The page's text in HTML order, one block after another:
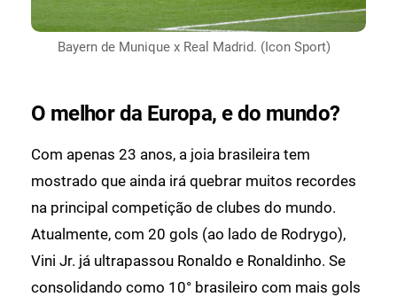
Bayern de Munique x Real Madrid. (Icon Sport)
O melhor da Europa, e do mundo?
Com apenas 23 anos, a joia brasileira tem
mostrado que ainda irá quebrar muitos recordes
na principal competição de clubes do mundo.
Atualmente, com 20 gols (ao lado de Rodrygo),
Vini Jr. já ultrapassou Ronaldo e Ronaldinho. Se
consolidando como 10° brasileiro com mais gols